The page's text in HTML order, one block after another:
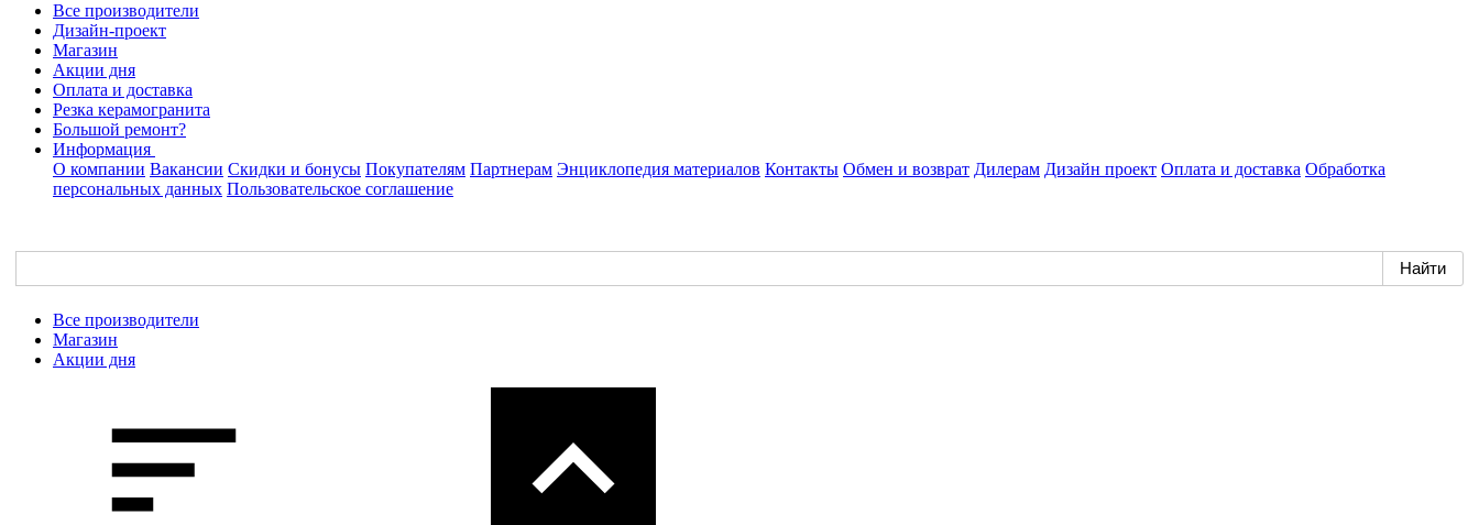
Все производители
Дизайн-проект
Магазин
Акции дня
Оплата и доставка
Резка керамогранита
Большой ремонт?
Информация
О компании Вакансии Скидки и бонусы Покупателям Партнерам Энциклопедия материалов Контакты Обмен и возврат Дилерам Дизайн проект Оплата и доставка Обработка
персональных данных Пользовательское соглашение
Все производители
Магазин
Акции дня